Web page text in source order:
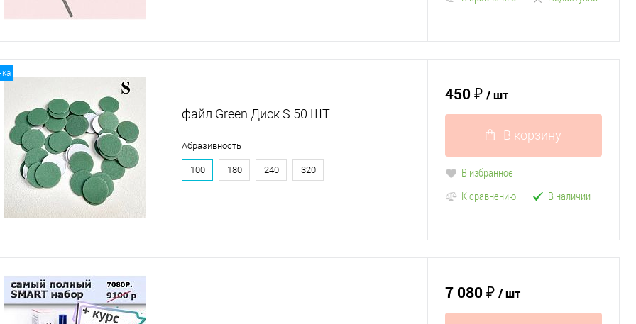
файл Green Диск S 50 ШТ
Абразивность
100 180 240 320
450 ₽ / шт
В корзину
В избранное
К сравнению
В наличии
7 080 ₽ / шт